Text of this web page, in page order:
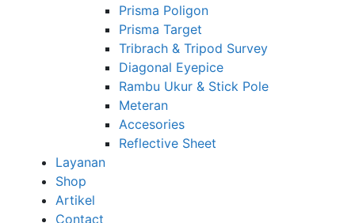
Prisma Poligon
Prisma Target
Tribrach & Tripod Survey
Diagonal Eyepice
Rambu Ukur & Stick Pole
Meteran
Accesories
Reflective Sheet
Layanan
Shop
Artikel
Contact